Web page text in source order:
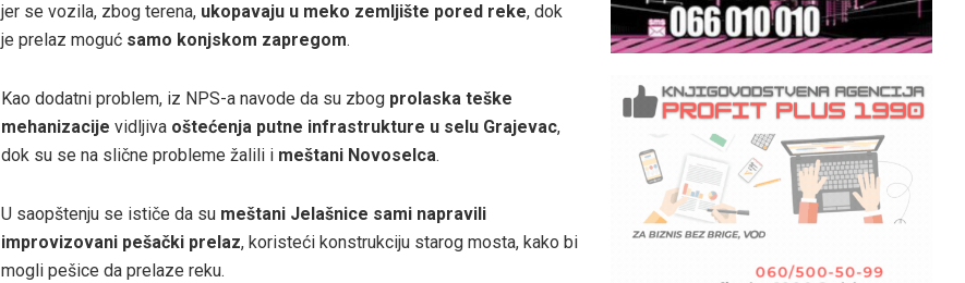
jer se vozila, zbog terena, ukopavaju u meko zemljište pored reke, dok
je prelaz moguć samo konjskom zapregom.
Kao dodatni problem, iz NPS-a navode da su zbog prolaska teške
mehanizacije vidljiva oštećenja putne infrastrukture u selu Grajevac,
dok su se na slične probleme žalili i meštani Novoselca.
U saopštenju se ističe da su meštani Jelašnice sami napravili
improvizovani pešački prelaz, koristeći konstrukciju starog mosta, kako bi
mogli pešice da prelaze reku.